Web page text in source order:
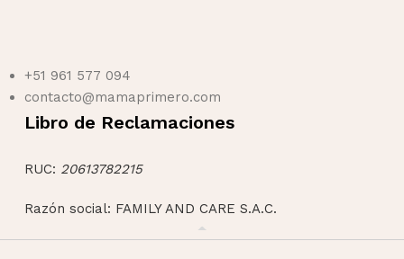
+51 961 577 094
contacto@mamaprimero.com
Libro de Reclamaciones
RUC: 20613782215
Razón social: FAMILY AND CARE S.A.C.